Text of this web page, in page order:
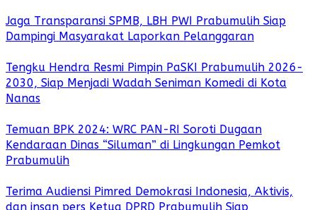
Jaga Transparansi SPMB, LBH PWI Prabumulih Siap
Dampingi Masyarakat Laporkan Pelanggaran
Tengku Hendra Resmi Pimpin PaSKI Prabumulih 2026-
2030, Siap Menjadi Wadah Seniman Komedi di Kota
Nanas
Temuan BPK 2024: WRC PAN-RI Soroti Dugaan
Kendaraan Dinas “Siluman” di Lingkungan Pemkot
Prabumulih
Terima Audiensi Pimred Demokrasi Indonesia, Aktivis,
dan insan pers Ketua DPRD Prabumulih Siap